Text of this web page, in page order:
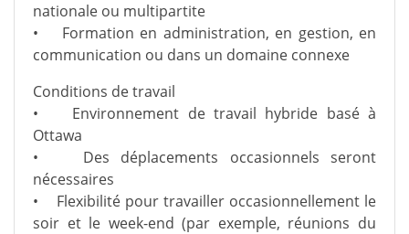
nationale ou multipartite
• Formation en administration, en gestion, en
communication ou dans un domaine connexe
Conditions de travail
• Environnement de travail hybride basé à
Ottawa
• Des déplacements occasionnels seront
nécessaires
• Flexibilité pour travailler occasionnellement le
soir et le week-end (par exemple, réunions du